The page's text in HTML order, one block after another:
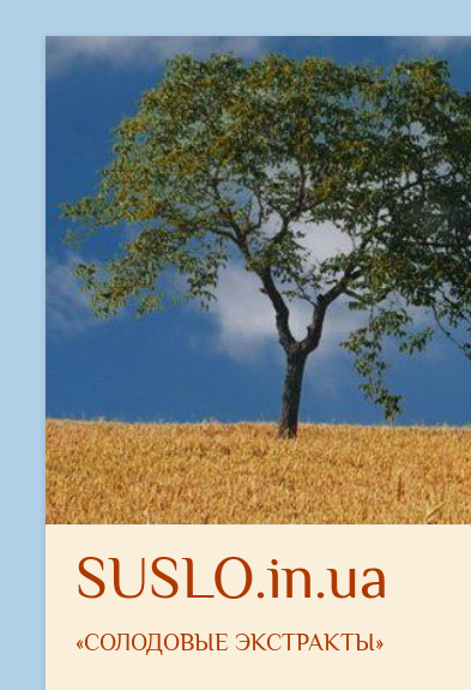
SUSLO.in.ua
«СОЛОДОВЫЕ ЭКСТРАКТЫ»